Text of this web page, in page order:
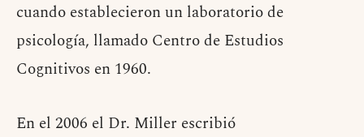
cuando establecieron un laboratorio de
psicología, llamado Centro de Estudios
Cognitivos en 1960.
En el 2006 el Dr. Miller escribió